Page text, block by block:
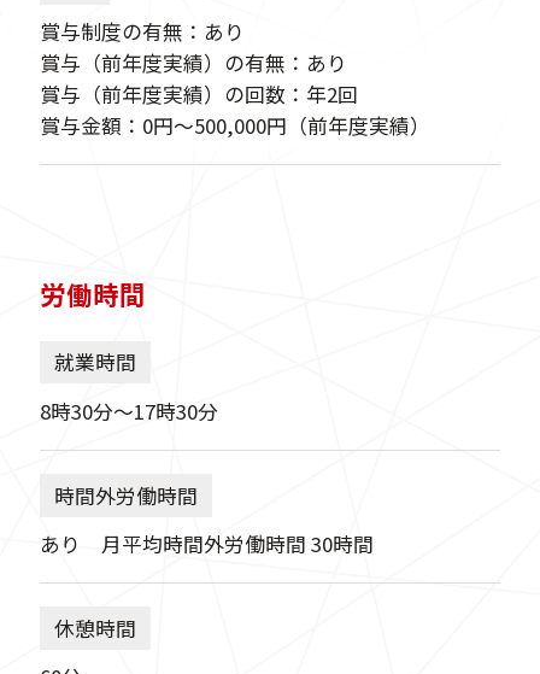
賞与制度の有無：あり
賞与（前年度実績）の有無：あり
賞与（前年度実績）の回数：年2回
賞与金額：0円〜500,000円（前年度実績）
労働時間
就業時間
8時30分〜17時30分
時間外労働時間
あり 月平均時間外労働時間 30時間
休憩時間